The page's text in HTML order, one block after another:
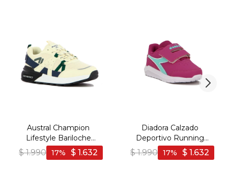
Austral Champion
Lifestyle Bariloche
Hombre - Blanco/Marino
- Blanco-Marino
$ 1.990 $ 1.632
17
Diadora Calzado
Deportivo Running
FALCON 3 SL I - Infant -
Violeta-Azul
$ 1.990 $ 1.632
17